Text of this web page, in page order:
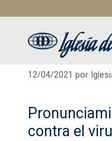
contenido
12/04/2021 por
contra el